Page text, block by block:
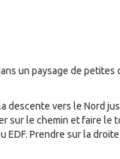
un paysage de petites
descente vers le Nord
sur le chemin et faire le
EDF. Prendre sur la